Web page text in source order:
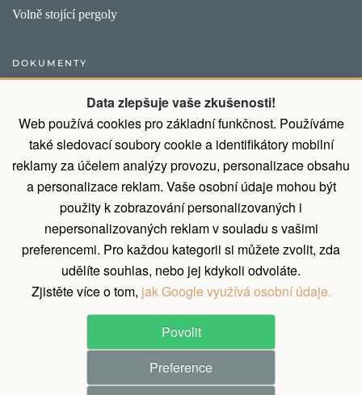
Data zlepšuje vaše zkušenosti!
Web používá cookies pro základní funkčnost. Používáme
také sledovací soubory cookie a identifikátory mobilní
reklamy za účelem analýzy provozu, personalizace obsahu
a personalizace reklam. Vaše osobní údaje mohou být
použity k zobrazování personalizovaných i
nepersonalizovaných reklam v souladu s vašimi
preferencemi. Pro každou kategorii si můžete zvolit, zda
udělíte souhlas, nebo jej kdykoli odvoláte.
Zjistěte více o tom, jak Google využívá osobní údaje.
Povolit
Preference
Volně stojící pergoly
DOKUMENTY
Obecný postup pro vytvoření objednávky
Přirozené vlastnosti dřeva
Všeobecné obchodní podmínky a podmínky ochrany osobních
údajů
Díky montáži od nás ušetříte 9% z ceny
Zásady zpracování osobních údajů
All rights reserved.